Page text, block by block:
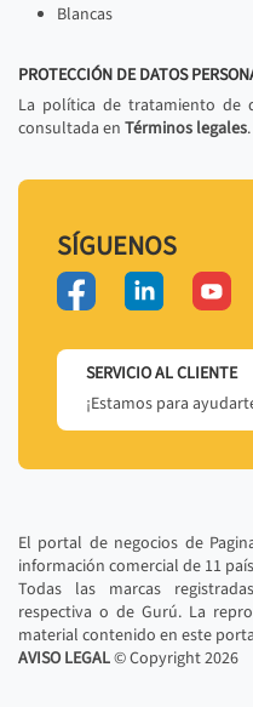
Blancas
PROTECCIÓN DE DATOS
La política de tratamiento de
consultada en Términos legales.
SÍGUENOS
SERVICIO AL CLIENTE
¡Estamos para
El portal de negocios de
información comercial de 11
Todas las marcas
respectiva o de Gurú. La
material contenido en este
AVISO LEGAL© Copyright2026